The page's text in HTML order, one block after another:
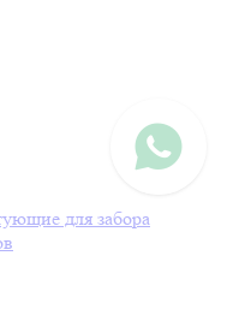
для забора